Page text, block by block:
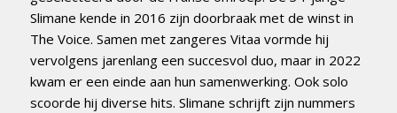
Slimane kende in 2016 zijn doorbraak met de winst in
The Voice. Samen met zangeres Vitaa vormde hij
vervolgens jarenlang een succesvol duo, maar in 2022
kwam er een einde aan hun samenwerking. Ook solo
scoorde hij diverse hits. Slimane schrijft zijn nummers